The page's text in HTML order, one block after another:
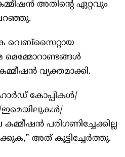
അതിന്റെ ഏറ്റവും
വെബ്‌സൈറ്റായ
മെമ്മോറാണ്ടങ്ങൾ
വ്യക്തമാക്കി.
ഹാർഡ് കോപ്പികൾ/
ഇമെയിലുകൾ/
പരിഗണിച്ചേക്കില്ല
അത് കൂട്ടിച്ചേർത്തു.